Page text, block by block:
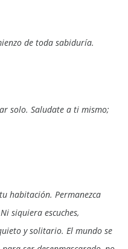
de toda sabiduría.
solo. Saludate a ti mismo;
habitación. Permanezca
siquiera escuches,
y solitario. El mundo se